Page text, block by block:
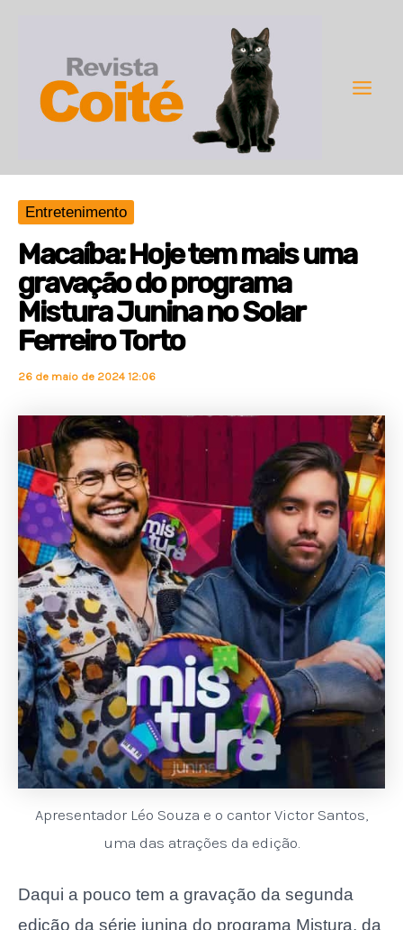
conteúdo
Entretenimento
Macaíba: Hoje tem mais uma
gravação do programa
Mistura Junina no Solar
Ferreiro Torto
26 de maio de 2024 12:06
Apresentador Léo Souza e o cantor Victor Santos,
uma das atrações da edição.
Daqui a pouco tem a gravação da segunda
edição da série junina do programa Mistura, da